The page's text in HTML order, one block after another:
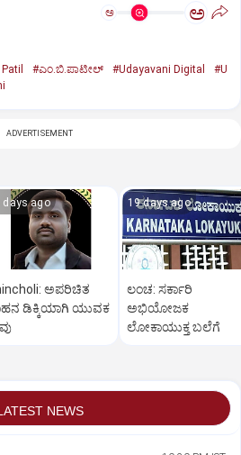
ಅ ಅ
#ಎಂ.ಬಿ.ಪಾಟೀಲ್‌ #Udayavani Digital
#U
ADVERTISEMENT
days ago
ಅಪರಿಚಿತ
ಡಿಕ್ಕಿಯಾಗಿ ಯುವಕ
19 days ago
ಲಂಚ: ಸರ್ಕಾರಿ
ಅಭಿಯೋಜಕ
ಲೋಕಾಯುಕ್ತ ಬಲೆಗೆ
NEWS